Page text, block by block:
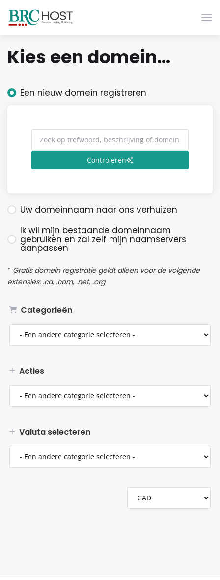
Kies een domein...
Categorieën
Acties
Valuta selecteren
Een nieuw domein registreren
Controleren
Uw domeinnaam naar ons verhuizen
Ik wil mijn bestaande domeinnaam
gebruiken en zal zelf mijn naamservers
aanpassen
* Gratis domein registratie geldt alleen voor de volgende
extensies: .ca, .com, .net, .org